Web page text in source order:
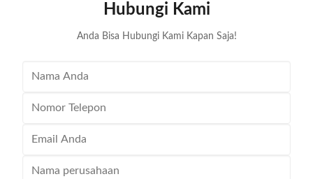
after expending. (1)
Hubungi Kami
Anda Bisa Hubungi Kami Kapan Saja!